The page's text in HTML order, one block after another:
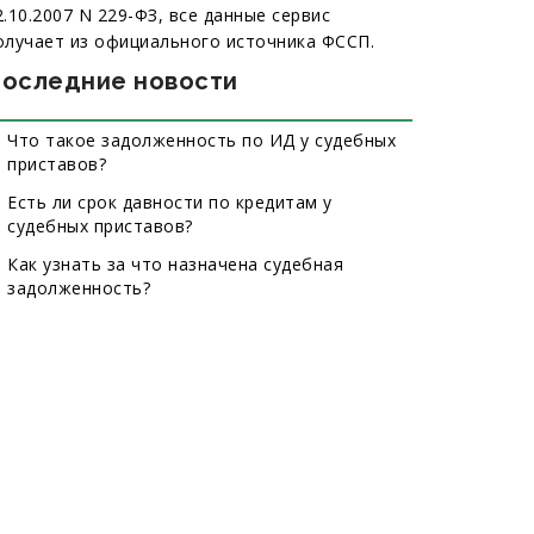
N 229-ФЗ, все данные сервис
из официального источника ФССП.
новости
Что такое задолженность по ИД у судебных
приставов?
Есть ли срок давности по кредитам у
судебных приставов?
Как узнать за что назначена судебная
задолженность?